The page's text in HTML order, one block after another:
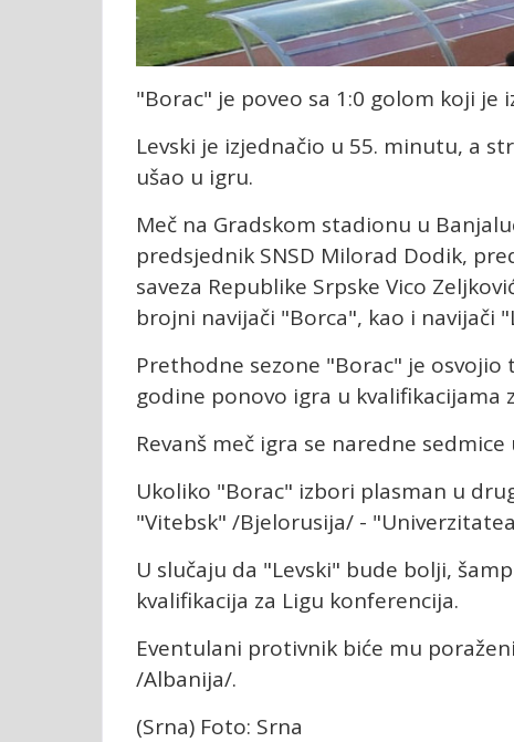
"Borac" je poveo sa 1:0 golom koji je
Levski je izjednačio u 55. minutu, a
ušao u igru.
Meč na Gradskom stadionu u
predsjednik SNSD Milorad Dodik,
saveza Republike Srpske Vico
brojni navijači "Borca", kao i navijači
Prethodne sezone "Borac" je
godine ponovo igra u kvalifikacijama
Revanš meč igra se naredne sedmice
Ukoliko "Borac" izbori plasman u
"Vitebsk" /Bjelorusija/ -
U slučaju da "Levski" bude bolji,
kvalifikacija za Ligu konferencija.
Eventulani protivnik biće mu
/Albanija/.
(Srna) Foto: Srna